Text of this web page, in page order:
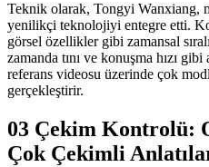
Teknik olarak, Tongyi Wanxiang,
yenilikçi teknolojiyi entegre etti.
görsel özellikler gibi zamansal
zamanda tını ve konuşma hızı
referans videosu üzerinde çok
gerçekleştirir.
03 Çekim Kontrolü:
Çok Çekimli